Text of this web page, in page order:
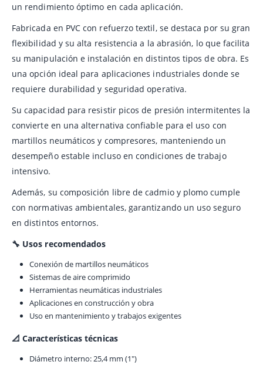
un rendimiento óptimo en cada aplicación.
Fabricada en PVC con refuerzo textil, se destaca por su gran
flexibilidad y su alta resistencia a la abrasión, lo que facilita
su manipulación e instalación en distintos tipos de obra. Es
una opción ideal para aplicaciones industriales donde se
requiere durabilidad y seguridad operativa.
Su capacidad para resistir picos de presión intermitentes la
convierte en una alternativa confiable para el uso con
martillos neumáticos y compresores, manteniendo un
desempeño estable incluso en condiciones de trabajo
intensivo.
Además, su composición libre de cadmio y plomo cumple
con normativas ambientales, garantizando un uso seguro
en distintos entornos.
🔧 Usos recomendados
Conexión de martillos neumáticos
Sistemas de aire comprimido
Herramientas neumáticas industriales
Aplicaciones en construcción y obra
Uso en mantenimiento y trabajos exigentes
📐 Características técnicas
Diámetro interno: 25,4 mm (1″)